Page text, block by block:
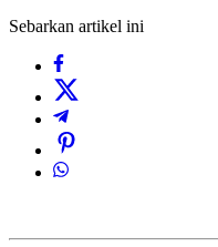
Sebarkan artikel ini